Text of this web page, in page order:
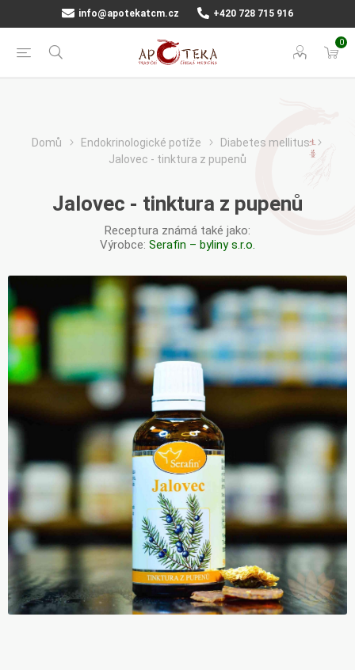
info@apotekatcm.cz +420 728 715 916
0
Domů Endokrinologické potíže
Diabetes mellitus
Jalovec - tinktura z pupenů
Jalovec - tinktura z pupenů
Receptura známá také jako:
Výrobce: Serafin – byliny s.r.o.